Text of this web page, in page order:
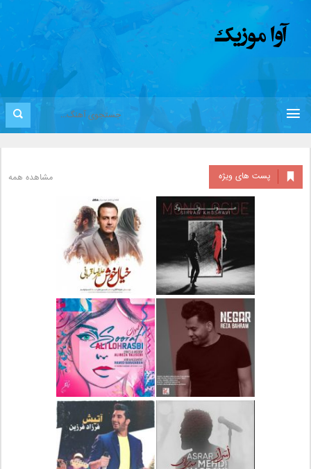
پست های ویژه مشاهده همه
دانلود آلبوم جدید سیروان
خسروی بنام مونولوگ
دانلود آهنگ جدید علیرضا
قربانی بنام خیال خوش
دانلود آهنگ جدید رضا
بهرام بنام نگار
دانلود آهنگ جدید علی
لهراسبی بنام صورت